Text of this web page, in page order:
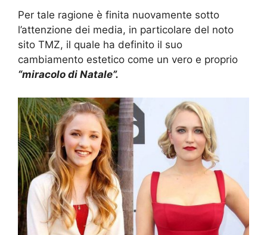
Per tale ragione è finita nuovamente sotto
l’attenzione dei media, in particolare del noto
sito TMZ, il quale ha definito il suo
cambiamento estetico come un vero e proprio
“miracolo di Natale”.